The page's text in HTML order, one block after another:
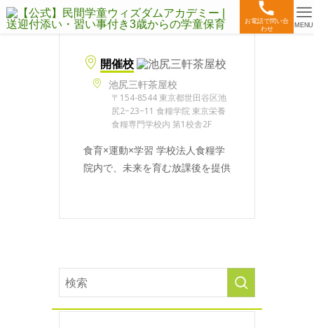
お電話で問い合
わせ
MENU
開催校
池尻三軒茶屋校
〒154-8544 東京都世田谷区池
尻2−23−11 食糧学院 東京栄養
食糧専門学校内 第1校舎2F
食育×運動×学習 学校法人食糧学
院内で、未来を育む放課後を提供